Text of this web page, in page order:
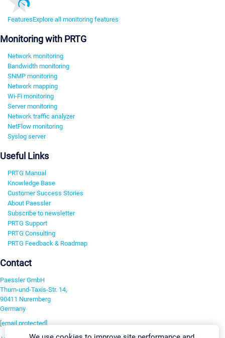
FeaturesExplore all monitoring features
Monitoring with PRTG
Network monitoring
Bandwidth monitoring
SNMP monitoring
Network mapping
Wi-Fi monitoring
Server monitoring
Network traffic analyzer
NetFlow monitoring
Syslog server
Useful Links
PRTG Manual
Knowledge Base
Customer Success Stories
About Paessler
Subscribe to newsletter
PRTG Support
PRTG Consulting
PRTG Feedback & Roadmap
Contact
Paessler GmbH
Thurn-und-Taxis-Str. 14,
90411 Nuremberg
Germany
[email protected]